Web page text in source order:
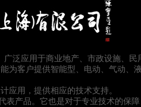
广泛应用于商业地产、市政设施、民
为客户提供智能型、电动、气动、
应用，提供相应的技术支持。
表产品。它也是对于专业技术的保